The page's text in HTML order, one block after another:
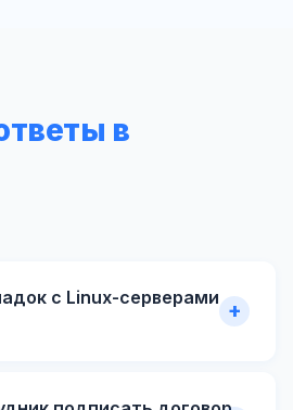
в
с Linux-серверами